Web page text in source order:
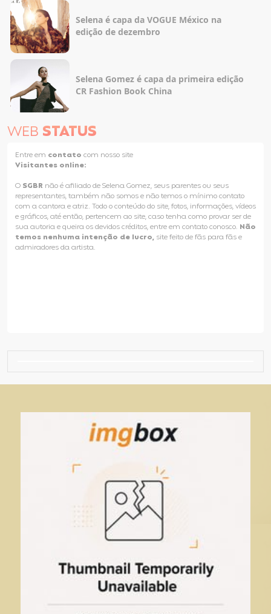
Selena é capa da VOGUE México na
edição de dezembro
Selena Gomez é capa da primeira edição
CR Fashion Book China
WEB STATUS
Entre em contato com nosso site
Visitantes online:
O SGBR não é afiliado de Selena Gomez, seus parentes ou seus
representantes, também não somos e não temos o mínimo contato
com a cantora e atriz. Todo o conteúdo do site, fotos, informações, vídeos
e gráficos, até então, pertencem ao site, caso tenha como provar ser de
sua autoria e queira os devidos créditos, entre em contato conosco. Não
temos nenhuma intenção de lucro, site feito de fãs para fãs e
admiradores da artista.